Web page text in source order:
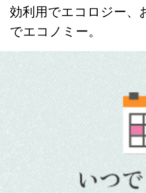
効利用でエコロジー、
でエコノミー。